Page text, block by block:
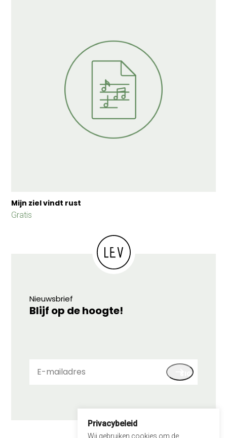
Mijn ziel vindt rust
Gratis
Nieuwsbrief
Blijf op de hoogte!
SIGN UP
© 2026 LEV
Privacybeleid
Wij gebruiken cookies om de